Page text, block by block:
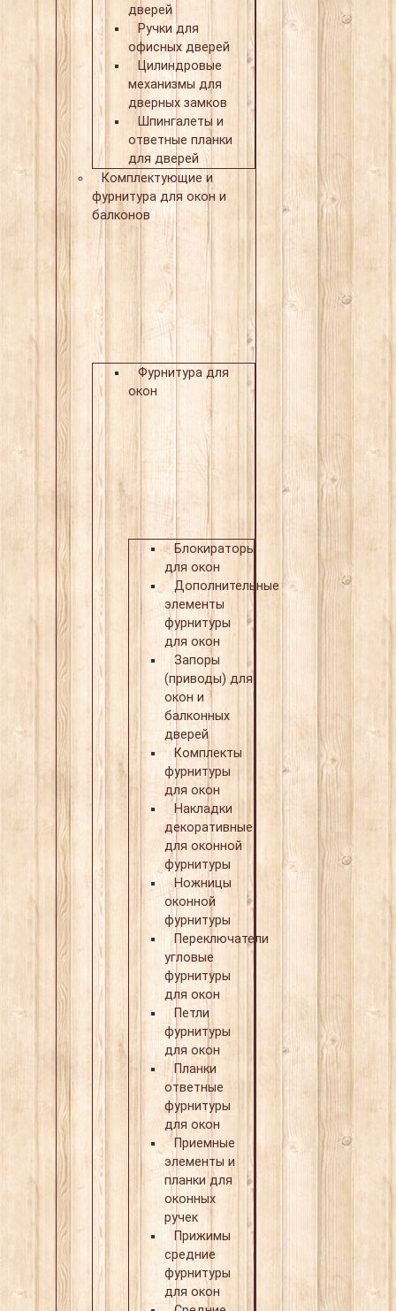
дверей
Ручки для
офисных дверей
Цилиндровые
механизмы для
дверных замков
Шпингалеты и
ответные планки
для дверей
Комплектующие и
фурнитура для окон и
балконов
Фурнитура для
окон
Блокираторы
для окон
Дополнительные
элементы
фурнитуры
для окон
Запоры
(приводы) для
окон и
балконных
дверей
Комплекты
фурнитуры
для окон
Накладки
декоративные
для оконной
фурнитуры
Ножницы
оконной
фурнитуры
Переключатели
угловые
фурнитуры
для окон
Петли
фурнитуры
для окон
Планки
ответные
фурнитуры
для окон
Приемные
элементы и
планки для
оконных
ручек
Прижимы
средние
фурнитуры
для окон